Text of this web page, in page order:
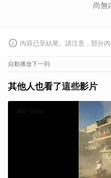
尚無
內容已至結尾。請注意，部分內
自動播放下一則
其他人也看了這些影片